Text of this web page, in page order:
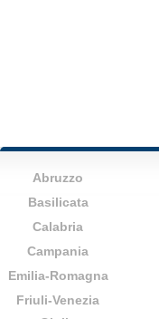
Abruzzo
Basilicata
Calabria
Campania
Emilia-Romagna
Friuli-Venezia